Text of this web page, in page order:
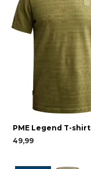
PME Legend T-shirt
49,99